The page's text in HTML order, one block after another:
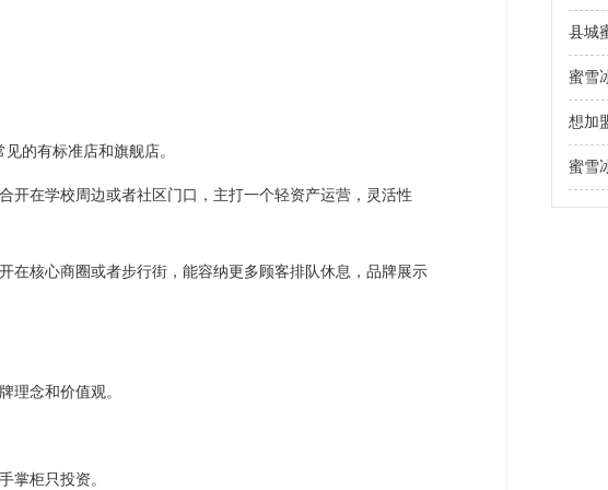
的有标准店和旗舰店。
在学校周边或者社区门口，主打一个轻资产运营，灵活性
核心商圈或者步行街，能容纳更多顾客排队休息，品牌展示
念和价值观。
柜只投资。